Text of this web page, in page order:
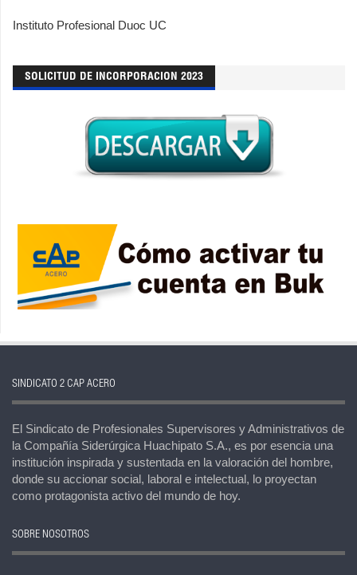
Instituto Profesional Duoc UC
SOLICITUD DE INCORPORACION 2023
SINDICATO 2 CAP ACERO
El Sindicato de Profesionales Supervisores y Administrativos de
la Compañía Siderúrgica Huachipato S.A., es por esencia una
institución inspirada y sustentada en la valoración del hombre,
donde su accionar social, laboral e intelectual, lo proyectan
como protagonista activo del mundo de hoy.
SOBRE NOSOTROS